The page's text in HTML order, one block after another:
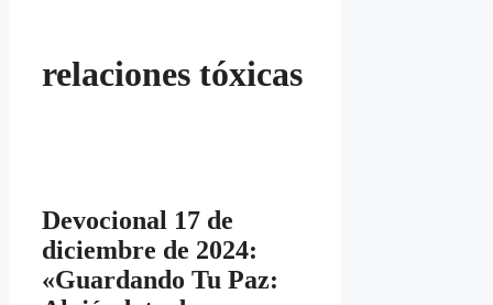
relaciones tóxicas
Devocional 17 de
diciembre de 2024:
«Guardando Tu Paz: